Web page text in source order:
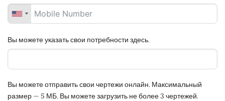
Вы можете указать свои потребности здесь.
Вы можете отправить свои чертежи онлайн. Максимальный
размер — 5 МБ. Вы можете загрузить не более 3 чертежей.